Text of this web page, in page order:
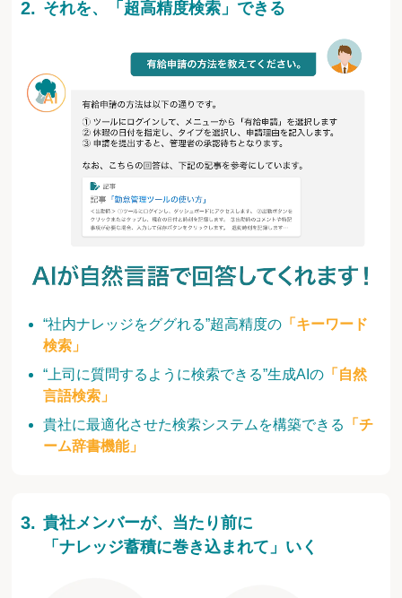
“社内ナレッジをググれる”超高精度の 「キーワード
検索」
“上司に質問するように検索できる”生成AIの 「自然
言語検索」
貴社に最適化させた検索システムを構築できる
「チ
ーム辞書機能」
それを、「超高精度検索」できる
貴社メンバーが、当たり前に
「ナレッジ蓄積に巻き込まれて」いく